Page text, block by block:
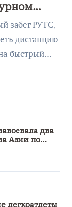
забег РУТС,
дистанцию
быстрый…
два
Азии по
легкоатлеты